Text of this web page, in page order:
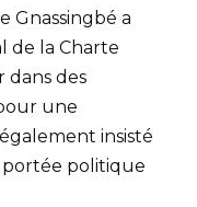
Gnassingbé a
de la Charte
dans des
une
insisté
portée politique